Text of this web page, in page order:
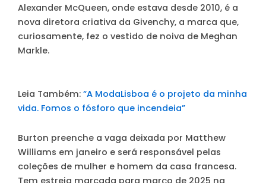
Alexander McQueen, onde estava desde 2010, é a
nova diretora criativa da Givenchy, a marca que,
curiosamente, fez o vestido de noiva de Meghan
Markle.
Leia Também: “A ModaLisboa é o projeto da minha
vida. Fomos o fósforo que incendeia”
Burton preenche a vaga deixada por Matthew
Williams em janeiro e será responsável pelas
coleções de mulher e homem da casa francesa.
Tem estreia marcada para março de 2025 na